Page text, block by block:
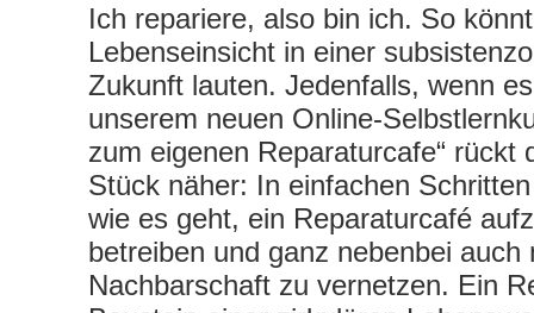
Ich repariere, also bin ich. So
Lebenseinsicht in einer
Zukunft lauten. Jedenfalls, wenn
unserem neuen Online-
zum eigenen Reparaturcafe“ rückt
Stück näher: In einfachen
wie es geht, ein Reparaturcafé
betreiben und ganz nebenbei auch
Nachbarschaft zu vernetzen. Ein